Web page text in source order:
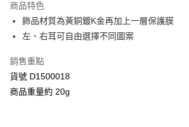
合作金庫商業銀行
華南商業銀行
彰化商業銀行
上海商業儲蓄銀行
臺灣中小企業銀行
匯豐（台灣）商業銀行
聯邦商業銀行
超商取貨付款
LINE Pay
Apple Pay
街口支付
商品特色
飾品材質為黃銅鍍K金再加上一層保護膜
左、右耳可自由選擇不同圖案
銷售重點
貨號 D1500018
商品重量約 20g